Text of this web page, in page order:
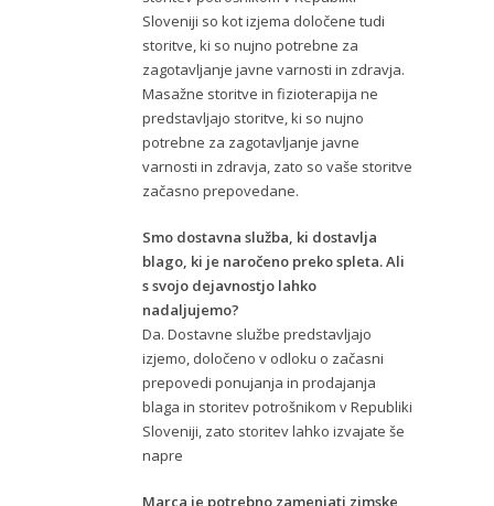
Sloveniji so kot izjema določene tudi
storitve, ki so nujno potrebne za
zagotavljanje javne varnosti in zdravja.
Masažne storitve in fizioterapija ne
predstavljajo storitve, ki so nujno
potrebne za zagotavljanje javne
varnosti in zdravja, zato so vaše storitve
začasno prepovedane.
Smo dostavna služba, ki dostavlja
blago, ki je naročeno preko spleta. Ali
s svojo dejavnostjo lahko
nadaljujemo?
Da. Dostavne službe predstavljajo
izjemo, določeno v odloku o začasni
prepovedi ponujanja in prodajanja
blaga in storitev potrošnikom v Republiki
Sloveniji, zato storitev lahko izvajate še
napre
Marca je potrebno zamenjati zimske